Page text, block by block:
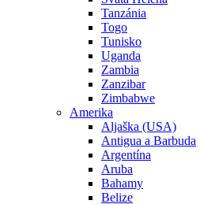
Tanzánia
Togo
Tunisko
Uganda
Zambia
Zanzibar
Zimbabwe
Amerika
Aljaška (USA)
Antigua a Barbuda
Argentína
Aruba
Bahamy
Belize